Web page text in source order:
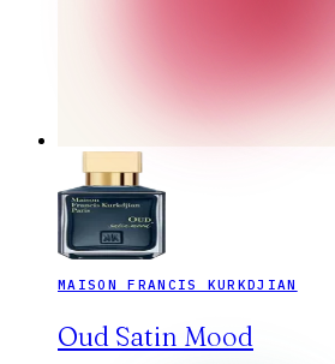
MAISON FRANCIS KURKDJIAN
Oud Satin Mood